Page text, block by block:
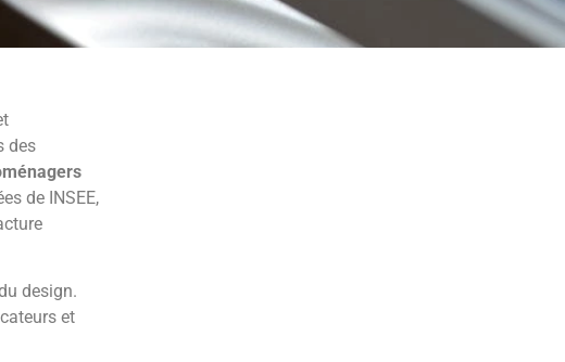
des
de INSEE,
design.
et